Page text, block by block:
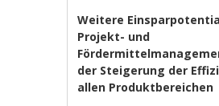
Weitere
Projekt- und
der Steigerung der
allen Produktbereichen